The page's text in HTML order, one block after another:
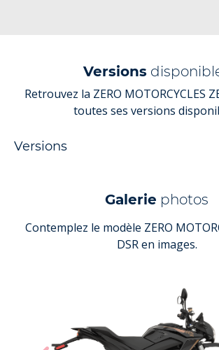
Versions
Retrouvez la ZERO MOTORCYCLES
toutes ses versions
Versions
Galerie photos
Contemplez le modèle ZERO
DSR en images.